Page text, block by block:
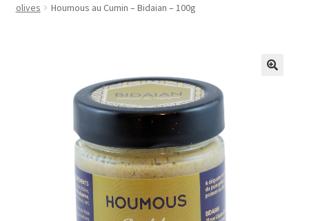
Huiles et vinaigres
olives
Houmous au Cumin – Bidaian – 100g